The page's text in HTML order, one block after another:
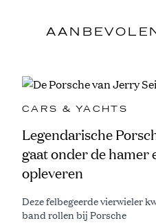
CARS & YACHTS
Legendarische
gaat onder de hamer
opleveren
Deze felbegeerde vierwieler
band rollen bij Porsche